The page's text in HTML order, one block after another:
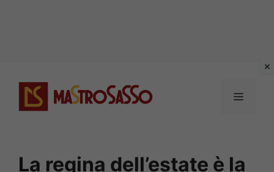
contenuto
MENU
La regina dell’estate è la